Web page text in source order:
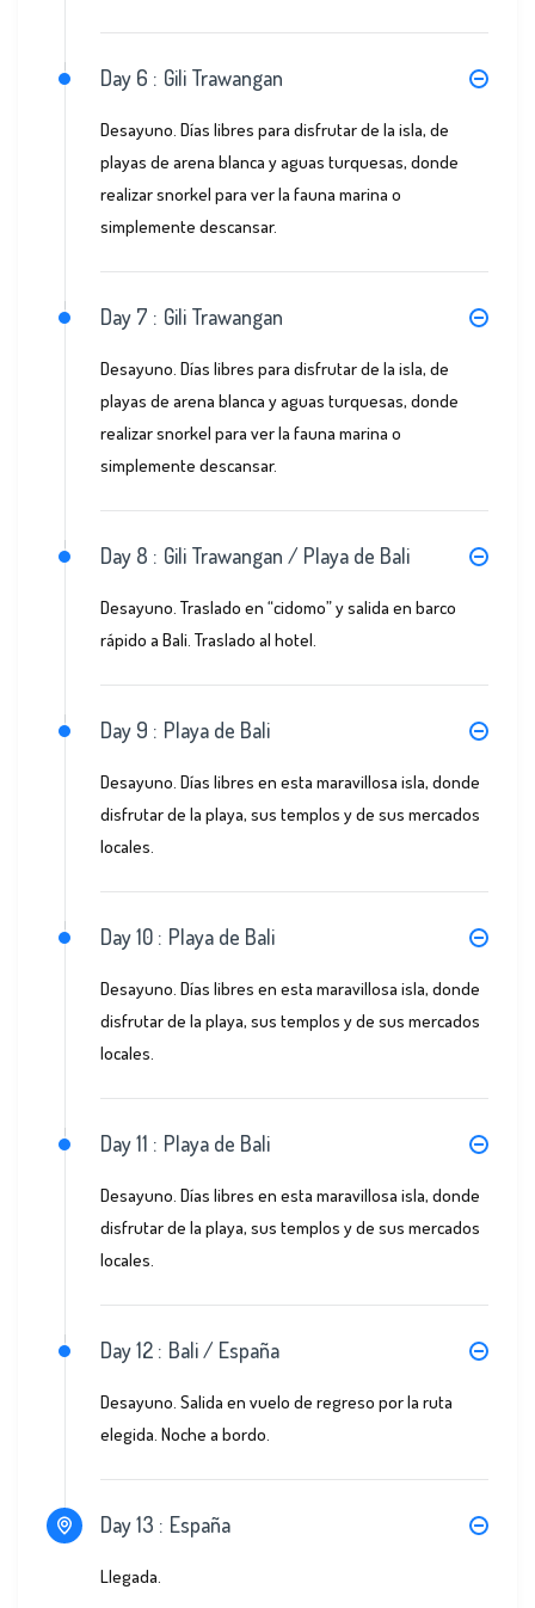
Day 6 : Gili Trawangan
Desayuno. Días libres para disfrutar de la isla, de
playas de arena blanca y aguas turquesas, donde
realizar snorkel para ver la fauna marina o
simplemente descansar.
Day 7 : Gili Trawangan
Desayuno. Días libres para disfrutar de la isla, de
playas de arena blanca y aguas turquesas, donde
realizar snorkel para ver la fauna marina o
simplemente descansar.
Day 8 : Gili Trawangan / Playa de Bali
Desayuno. Traslado en “cidomo” y salida en barco
rápido a Bali. Traslado al hotel.
Day 9 : Playa de Bali
Desayuno. Días libres en esta maravillosa isla, donde
disfrutar de la playa, sus templos y de sus mercados
locales.
Day 10 : Playa de Bali
Desayuno. Días libres en esta maravillosa isla, donde
disfrutar de la playa, sus templos y de sus mercados
locales.
Day 11 : Playa de Bali
Desayuno. Días libres en esta maravillosa isla, donde
disfrutar de la playa, sus templos y de sus mercados
locales.
Day 12 : Bali / España
Desayuno. Salida en vuelo de regreso por la ruta
elegida. Noche a bordo.
Day 13 : España
Llegada.